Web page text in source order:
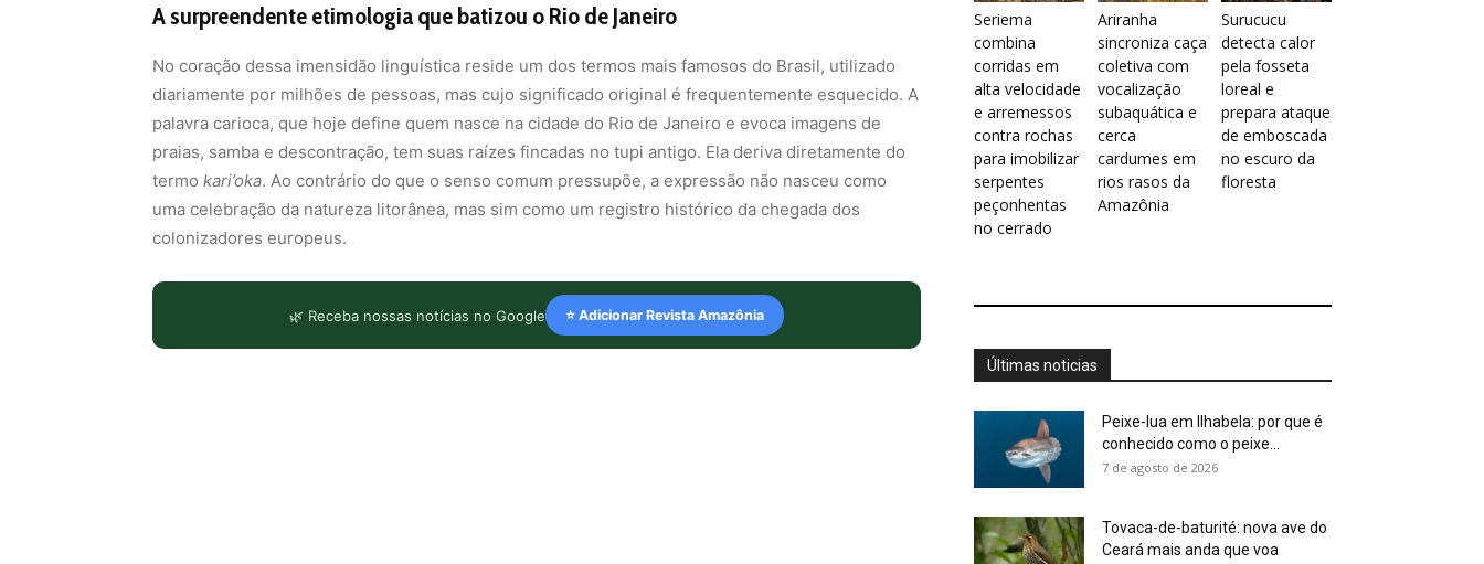
A surpreendente etimologia que batizou o Rio de Janeiro
No coração dessa imensidão linguística reside um dos termos mais famosos do Brasil, utilizado
diariamente por milhões de pessoas, mas cujo significado original é frequentemente esquecido. A
palavra carioca, que hoje define quem nasce na cidade do Rio de Janeiro e evoca imagens de
praias, samba e descontração, tem suas raízes fincadas no tupi antigo. Ela deriva diretamente do
termo kari’oka. Ao contrário do que o senso comum pressupõe, a expressão não nasceu como
uma celebração da natureza litorânea, mas sim como um registro histórico da chegada dos
colonizadores europeus.
🌿 Receba nossas notícias no Google ⭐ Adicionar Revista Amazônia
Seriema
combina
corridas em
alta velocidade
e arremessos
contra rochas
para imobilizar
serpentes
peçonhentas
no cerrado
Ariranha
sincroniza caça
coletiva com
vocalização
subaquática e
cerca
cardumes em
rios rasos da
Amazônia
Surucucu
detecta calor
pela fosseta
loreal e
prepara ataque
de emboscada
no escuro da
floresta
Últimas noticias
Peixe-lua em Ilhabela: por que é
conhecido como o peixe...
7 de agosto de 2026
Tovaca-de-baturité: nova ave do
Ceará mais anda que voa